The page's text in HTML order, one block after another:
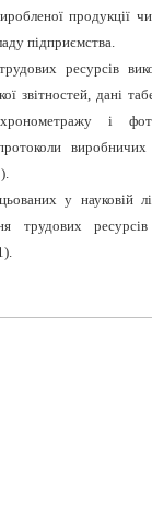
продукції
підприємства.
ресурсів
звітностей, дані
хронометражу і
у науковій
трудових